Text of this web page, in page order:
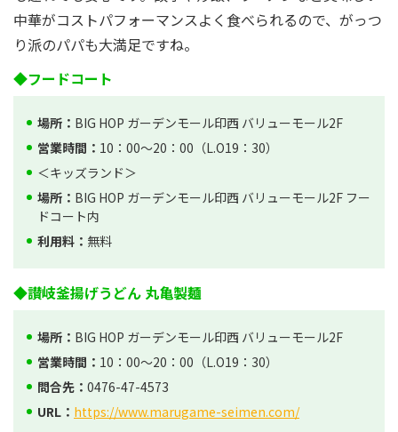
中華がコストパフォーマンスよく食べられるので、がっつ
り派のパパも大満足ですね。
◆フードコート
場所： BIG HOP ガーデンモール印西 バリューモール2F
営業時間： 10：00～20：00（L.O19：30）
＜キッズランド＞
場所： BIG HOP ガーデンモール印西 バリューモール2F フー
ドコート内
利用料： 無料
◆讃岐釜揚げうどん 丸亀製麺
場所： BIG HOP ガーデンモール印西 バリューモール2F
営業時間： 10：00～20：00（L.O19：30）
問合先： 0476-47-4573
URL： https://www.marugame-seimen.com/